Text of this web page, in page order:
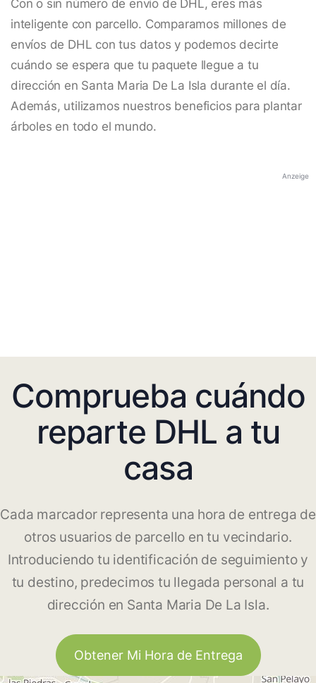
Con o sin número de envío de DHL, eres más
inteligente con parcello. Comparamos millones de
envíos de DHL con tus datos y podemos decirte
cuándo se espera que tu paquete llegue a tu
dirección en Santa Maria De La Isla durante el día.
Además, utilizamos nuestros beneficios para plantar
árboles en todo el mundo.
Anzeige
Comprueba cuándo
reparte DHL a tu
casa
Cada marcador representa una hora de entrega de
otros usuarios de parcello en tu vecindario.
Introduciendo tu identificación de seguimiento y
tu destino, predecimos tu llegada personal a tu
dirección en Santa Maria De La Isla.
Obtener Mi Hora de Entrega